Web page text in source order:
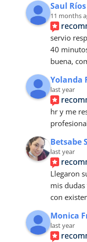
Saul Ríos
11 months
servio
40
buena,
Yolanda
last year
hr y me
Betsabe
last year
Llegaron
mis
con
Monica
last year